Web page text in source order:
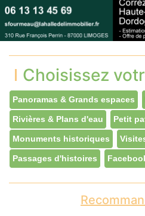
Choisissez
Panoramas & Grands espaces
Rivières & Plans d'eau Petit
Monuments historiques
Passages d'histoires